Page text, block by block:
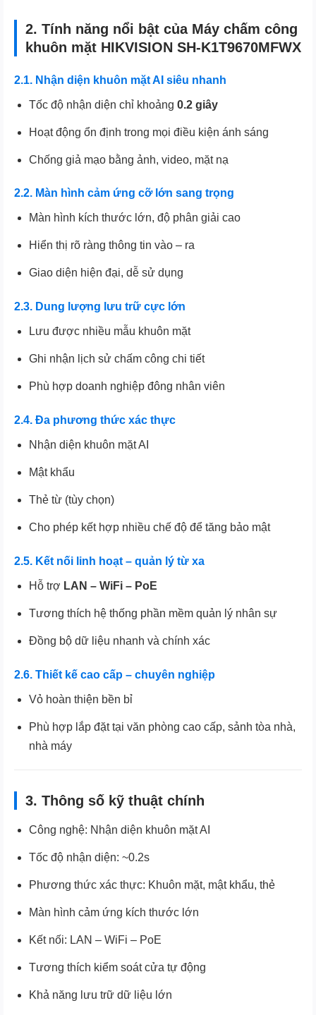
2. Tính năng nổi bật của Máy chấm công
khuôn mặt HIKVISION SH-K1T9670MFWX
2.1. Nhận diện khuôn mặt AI siêu nhanh
Tốc độ nhận diện chỉ khoảng 0.2 giây
Hoạt động ổn định trong mọi điều kiện ánh sáng
Chống giả mạo bằng ảnh, video, mặt nạ
2.2. Màn hình cảm ứng cỡ lớn sang trọng
Màn hình kích thước lớn, độ phân giải cao
Hiển thị rõ ràng thông tin vào – ra
Giao diện hiện đại, dễ sử dụng
2.3. Dung lượng lưu trữ cực lớn
Lưu được nhiều mẫu khuôn mặt
Ghi nhận lịch sử chấm công chi tiết
Phù hợp doanh nghiệp đông nhân viên
2.4. Đa phương thức xác thực
Nhận diện khuôn mặt AI
Mật khẩu
Thẻ từ (tùy chọn)
Cho phép kết hợp nhiều chế độ để tăng bảo mật
2.5. Kết nối linh hoạt – quản lý từ xa
Hỗ trợ LAN – WiFi – PoE
Tương thích hệ thống phần mềm quản lý nhân sự
Đồng bộ dữ liệu nhanh và chính xác
2.6. Thiết kế cao cấp – chuyên nghiệp
Vỏ hoàn thiện bền bỉ
Phù hợp lắp đặt tại văn phòng cao cấp, sảnh tòa nhà,
nhà máy
3. Thông số kỹ thuật chính
Công nghệ: Nhận diện khuôn mặt AI
Tốc độ nhận diện: ~0.2s
Phương thức xác thực: Khuôn mặt, mật khẩu, thẻ
Màn hình cảm ứng kích thước lớn
Kết nối: LAN – WiFi – PoE
Tương thích kiểm soát cửa tự động
Khả năng lưu trữ dữ liệu lớn